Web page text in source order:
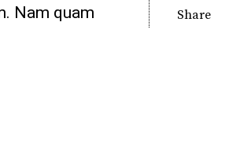
Nam quam
Share